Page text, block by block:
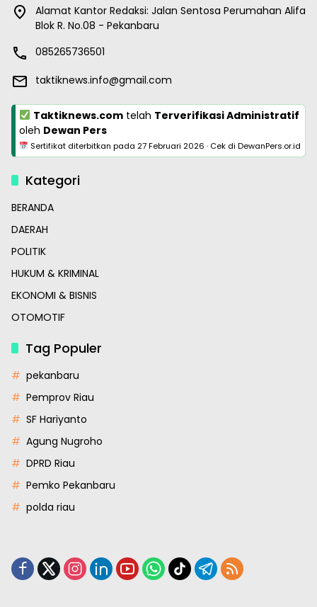
Alamat Kantor Redaksi: Jalan Sentosa Perumahan Alifa
Blok R. No.08 - Pekanbaru
085265736501
taktiknews.info@gmail.com
Taktiknews.comtelah Terverifikasi Administratif
oleh Dewan Pers
Sertifikat diterbitkan pada 27 Februari 2026 · Cek di DewanPers.or.id
Kategori
BERANDA
DAERAH
POLITIK
HUKUM & KRIMINAL
EKONOMI & BISNIS
OTOMOTIF
Tag Populer
pekanbaru
Pemprov Riau
SF Hariyanto
Agung Nugroho
DPRD Riau
Pemko Pekanbaru
polda riau